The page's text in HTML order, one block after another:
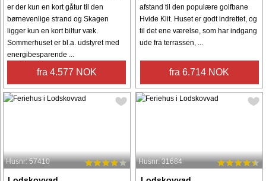
er der kun en kort gåtur til den
børnevenlige strand og Skagen
ligger kun en kort biltur væk.
Sommerhuset er bl.a. udstyret med
energibesparende ...
fra 4.577 NOK
afstand til den populære golfbane
Hvide Klit. Huset er godt indrettet, og
til det ene værelse, som har indgang
ude fra terrassen, ...
fra 6.714 NOK
Husnr: 57410 Husnr: 31684